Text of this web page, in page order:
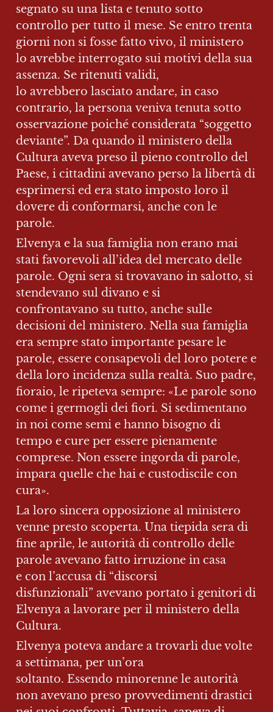
segnato su una lista e tenuto sotto
controllo per tutto il mese. Se entro trenta
giorni non si fosse fatto vivo, il ministero
lo avrebbe interrogato sui motivi della sua
assenza. Se ritenuti validi,
lo avrebbero lasciato andare, in caso
contrario, la persona veniva tenuta sotto
osservazione poiché considerata “soggetto
deviante”. Da quando il ministero della
Cultura aveva preso il pieno controllo del
Paese, i cittadini avevano perso la libertà di
esprimersi ed era stato imposto loro il
dovere di conformarsi, anche con le
parole.
Elvenya e la sua famiglia non erano mai
stati favorevoli all’idea del mercato delle
parole. Ogni sera si trovavano in salotto, si
stendevano sul divano e si
confrontavano su tutto, anche sulle
decisioni del ministero. Nella sua famiglia
era sempre stato importante pesare le
parole, essere consapevoli del loro potere e
della loro incidenza sulla realtà. Suo padre,
fioraio, le ripeteva sempre: «Le parole sono
come i germogli dei fiori. Si sedimentano
in noi come semi e hanno bisogno di
tempo e cure per essere pienamente
comprese. Non essere ingorda di parole,
impara quelle che hai e custodiscile con
cura».
La loro sincera opposizione al ministero
venne presto scoperta. Una tiepida sera di
fine aprile, le autorità di controllo delle
parole avevano fatto irruzione in casa
e con l’accusa di “discorsi
disfunzionali” avevano portato i genitori di
Elvenya a lavorare per il ministero della
Cultura.
Elvenya poteva andare a trovarli due volte
a settimana, per un’ora
soltanto. Essendo minorenne le autorità
non avevano preso provvedimenti drastici